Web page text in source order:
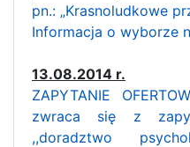
pn.: „Krasnoludkowe
Informacja o wyborze
13.08.2014 r.
ZAPYTANIE
zwraca się z
,,doradztwo